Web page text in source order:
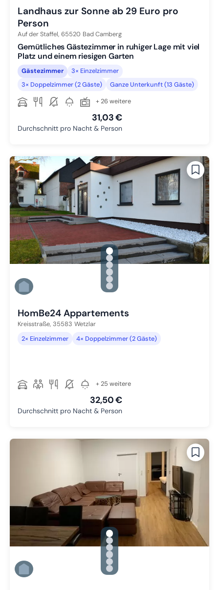
Landhaus zur Sonne ab 29 Euro pro
Person
Auf der Staffel, 65520 Bad Camberg
Gemütliches Gästezimmer in ruhiger Lage mit viel
Platz und einem riesigen Garten
Gästezimmer
3× Einzelzimmer
3× Doppelzimmer (2 Gäste)
Ganze Unterkunft (13 Gäste)
+ 26 weitere
31,03 €
Durchschnitt pro Nacht & Person
gallery.slide_selector
Zu Slide 1 wechseln
Zu Slide 2 wechseln
Zu Slide 3 wechseln
Zu Slide 4 wechseln
Zu Slide 5 wechseln
Zu Slide 6 wechseln
HomBe24 Appartements
Kreisstraße, 35583 Wetzlar
2× Einzelzimmer
4× Doppelzimmer (2 Gäste)
+ 25 weitere
32,50 €
Durchschnitt pro Nacht & Person
gallery.slide_selector
Zu Slide 1 wechseln
Zu Slide 2 wechseln
Zu Slide 3 wechseln
Zu Slide 4 wechseln
Zu Slide 5 wechseln
Zu Slide 6 wechseln